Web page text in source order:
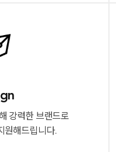
강력한 브랜드로
원해드립니다.